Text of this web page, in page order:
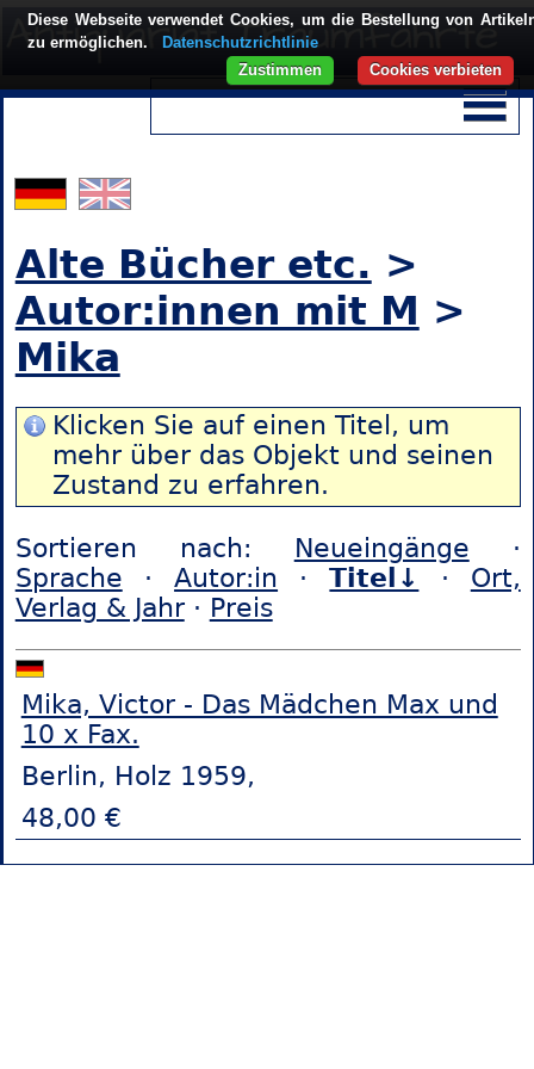
Alte Bücher etc. >
Autor:innen mit M >
Mika
Klicken Sie auf einen Titel, um
mehr über das Objekt und seinen
Zustand zu erfahren.
Sortieren nach: Neueingänge ·
Sprache ·Autor:in ·Titel↓ · Ort,
Verlag & Jahr· Preis
Mika, Victor - Das Mädchen Max und
10 x Fax.
Berlin, Holz 1959,
48,00 €
Diese Webseite verwendet Cookies, um die Bestellung von
zu ermöglichen.
Datenschutzrichtlinie
Cookies verbieten
Zustimmen